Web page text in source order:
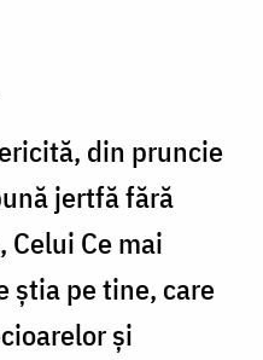
din pruncie
jertfă fără
Ce mai
ştia pe tine, care
şi